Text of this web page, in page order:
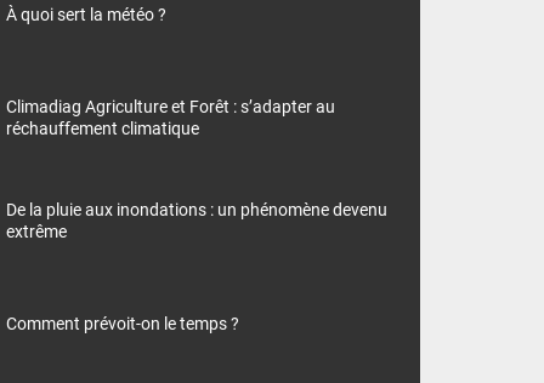
À quoi sert la météo ?
Climadiag Agriculture et Forêt : s’adapter au
réchauffement climatique
De la pluie aux inondations : un phénomène devenu
extrême
Comment prévoit-on le temps ?